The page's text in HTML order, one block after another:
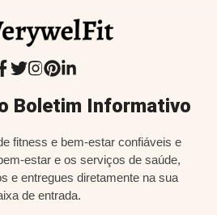
Boletim Informativo
fitness e bem-estar confiáveis e
estar e os serviços de saúde,
e entregues diretamente na sua
de entrada.